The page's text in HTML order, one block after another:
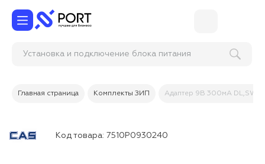
Установка и подключение блока питан
Главная страница Комплекты ЗИП Адаптер 9В 300мА DL,SW,
Код товара: 7510P0930240